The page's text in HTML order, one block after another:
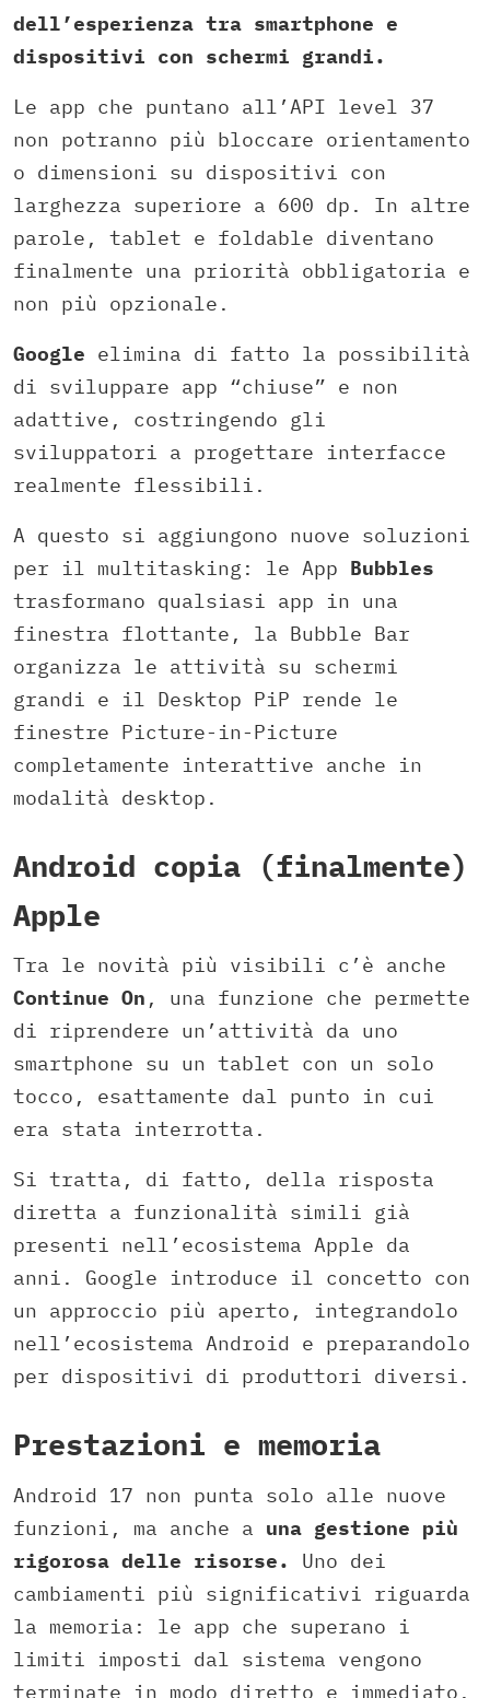
dell’esperienza tra smartphone e
dispositivi con schermi grandi.
Le app che puntano all’API level 37
non potranno più bloccare orientamento
o dimensioni su dispositivi con
larghezza superiore a 600 dp. In altre
parole, tablet e foldable diventano
finalmente una priorità obbligatoria e
non più opzionale.
Google elimina di fatto la possibilità
di sviluppare app “chiuse” e non
adattive, costringendo gli
sviluppatori a progettare interfacce
realmente flessibili.
A questo si aggiungono nuove soluzioni
per il multitasking: le App Bubbles
trasformano qualsiasi app in una
finestra flottante, la Bubble Bar
organizza le attività su schermi
grandi e il Desktop PiP rende le
finestre Picture-in-Picture
completamente interattive anche in
modalità desktop.
Android copia (finalmente)
Apple
Tra le novità più visibili c’è anche
Continue On , una funzione che permette
di riprendere un’attività da uno
smartphone su un tablet con un solo
tocco, esattamente dal punto in cui
era stata interrotta.
Si tratta, di fatto, della risposta
diretta a funzionalità simili già
presenti nell’ecosistema Apple da
anni. Google introduce il concetto con
un approccio più aperto, integrandolo
nell’ecosistema Android e preparandolo
per dispositivi di produttori diversi.
Prestazioni e memoria
Android 17 non punta solo alle nuove
funzioni, ma anche a una gestione più
rigorosa delle risorse.
Uno dei
cambiamenti più significativi riguarda
la memoria: le app che superano i
limiti imposti dal sistema vengono
terminate in modo diretto e immediato.